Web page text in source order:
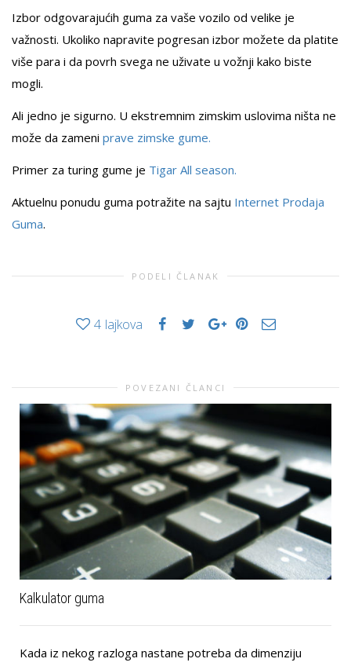
Izbor odgovarajućih guma za vaše vozilo od velike je
važnosti. Ukoliko napravite pogresan izbor možete da platite
više para i da povrh svega ne uživate u vožnji kako biste
mogli.
Ali jedno je sigurno. U ekstremnim zimskim uslovima ništa ne
može da zameni prave zimske gume.
Primer za turing gume je Tigar All season.
Aktuelnu ponudu guma potražite na sajtu Internet Prodaja
Guma.
PODELI ČLANAK
4 lajkova
POVEZANI ČLANCI
Kalkulator guma
Kada iz nekog razloga nastane potreba da dimenziju